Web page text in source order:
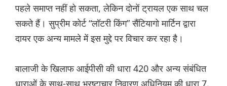
पहले समाप्त नहीं हो सकता, लेकिन दोनों ट्रायल एक साथ चल
सकते हैं। सुप्रीम कोर्ट “लॉटरी किंग” सैंटियागो मार्टिन द्वारा
दायर एक अन्य मामले में इस मुद्दे पर विचार कर रहा है।
बालाजी के खिलाफ आईपीसी की धारा 420 और अन्य संबंधित